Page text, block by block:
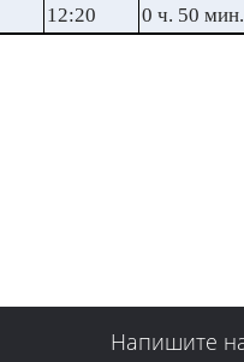
12:20 0 ч. 50 мин.
Напишите